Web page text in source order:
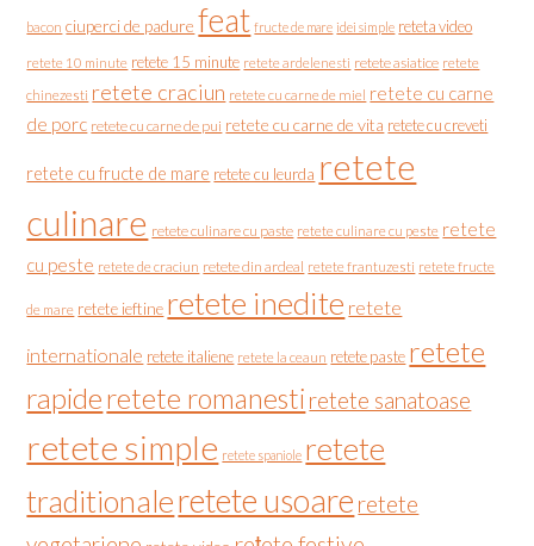
bacon ciuperci de padure feat fructe de mare idei simple reteta video
retete 10 minute retete 15 minute retete ardelenesti retete asiatice retete
chinezesti retete craciun retete cu carne de miel retete cu carne
de porc retete cu carne de pui retete cu carne de vita retete cu creveti
retete cu fructe de mare retete cu leurda retete
culinare retete culinare cu paste retete culinare cu peste retete
cu peste retete de craciun retete din ardeal retete frantuzesti retete fructe
de mare retete ieftine retete inedite retete
internationale retete italiene retete la ceaun retete paste retete
rapideretete romanesti retete sanatoase
retete simple retete spaniole retete
traditionaleretete usoare retete